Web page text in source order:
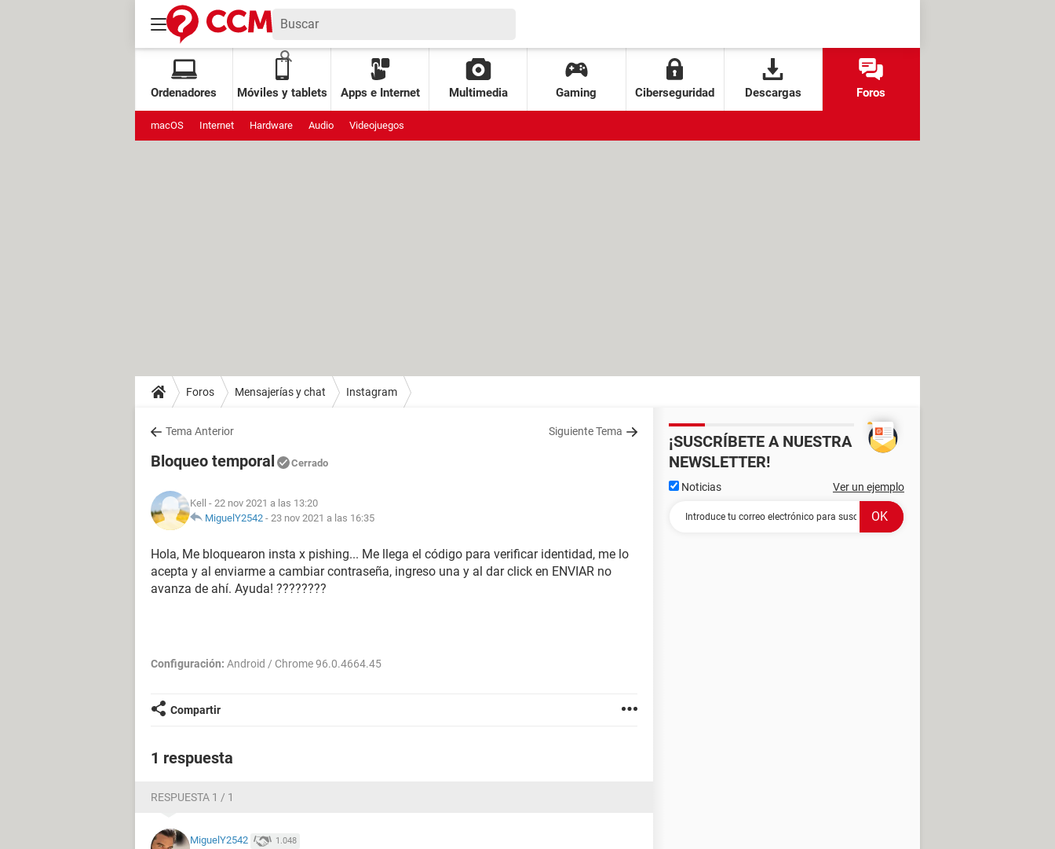
Ordenadores Móviles y tablets Apps e Internet Multimedia Gaming Ciberseguridad Descargas Foros
macOS Internet Hardware Audio Videojuegos
Foros Mensajerías y chat Instagram
Tema Anterior Siguiente Tema
Bloqueo temporal Cerrado
Kell - 22 nov 2021 a las 13:20
MiguelY2542 - 23 nov 2021 a las 16:35
Hola, Me bloquearon insta x pishing... Me llega el código para verificar identidad, me lo
acepta y al enviarme a cambiar contraseña, ingreso una y al dar click en ENVIAR no
avanza de ahí. Ayuda! ????????
Configuración: Android / Chrome 96.0.4664.45
Compartir
1 respuesta
RESPUESTA 1 / 1
MiguelY2542 1.048
¡SUSCRÍBETE A NUESTRA
NEWSLETTER!
Noticias Ver un ejemplo